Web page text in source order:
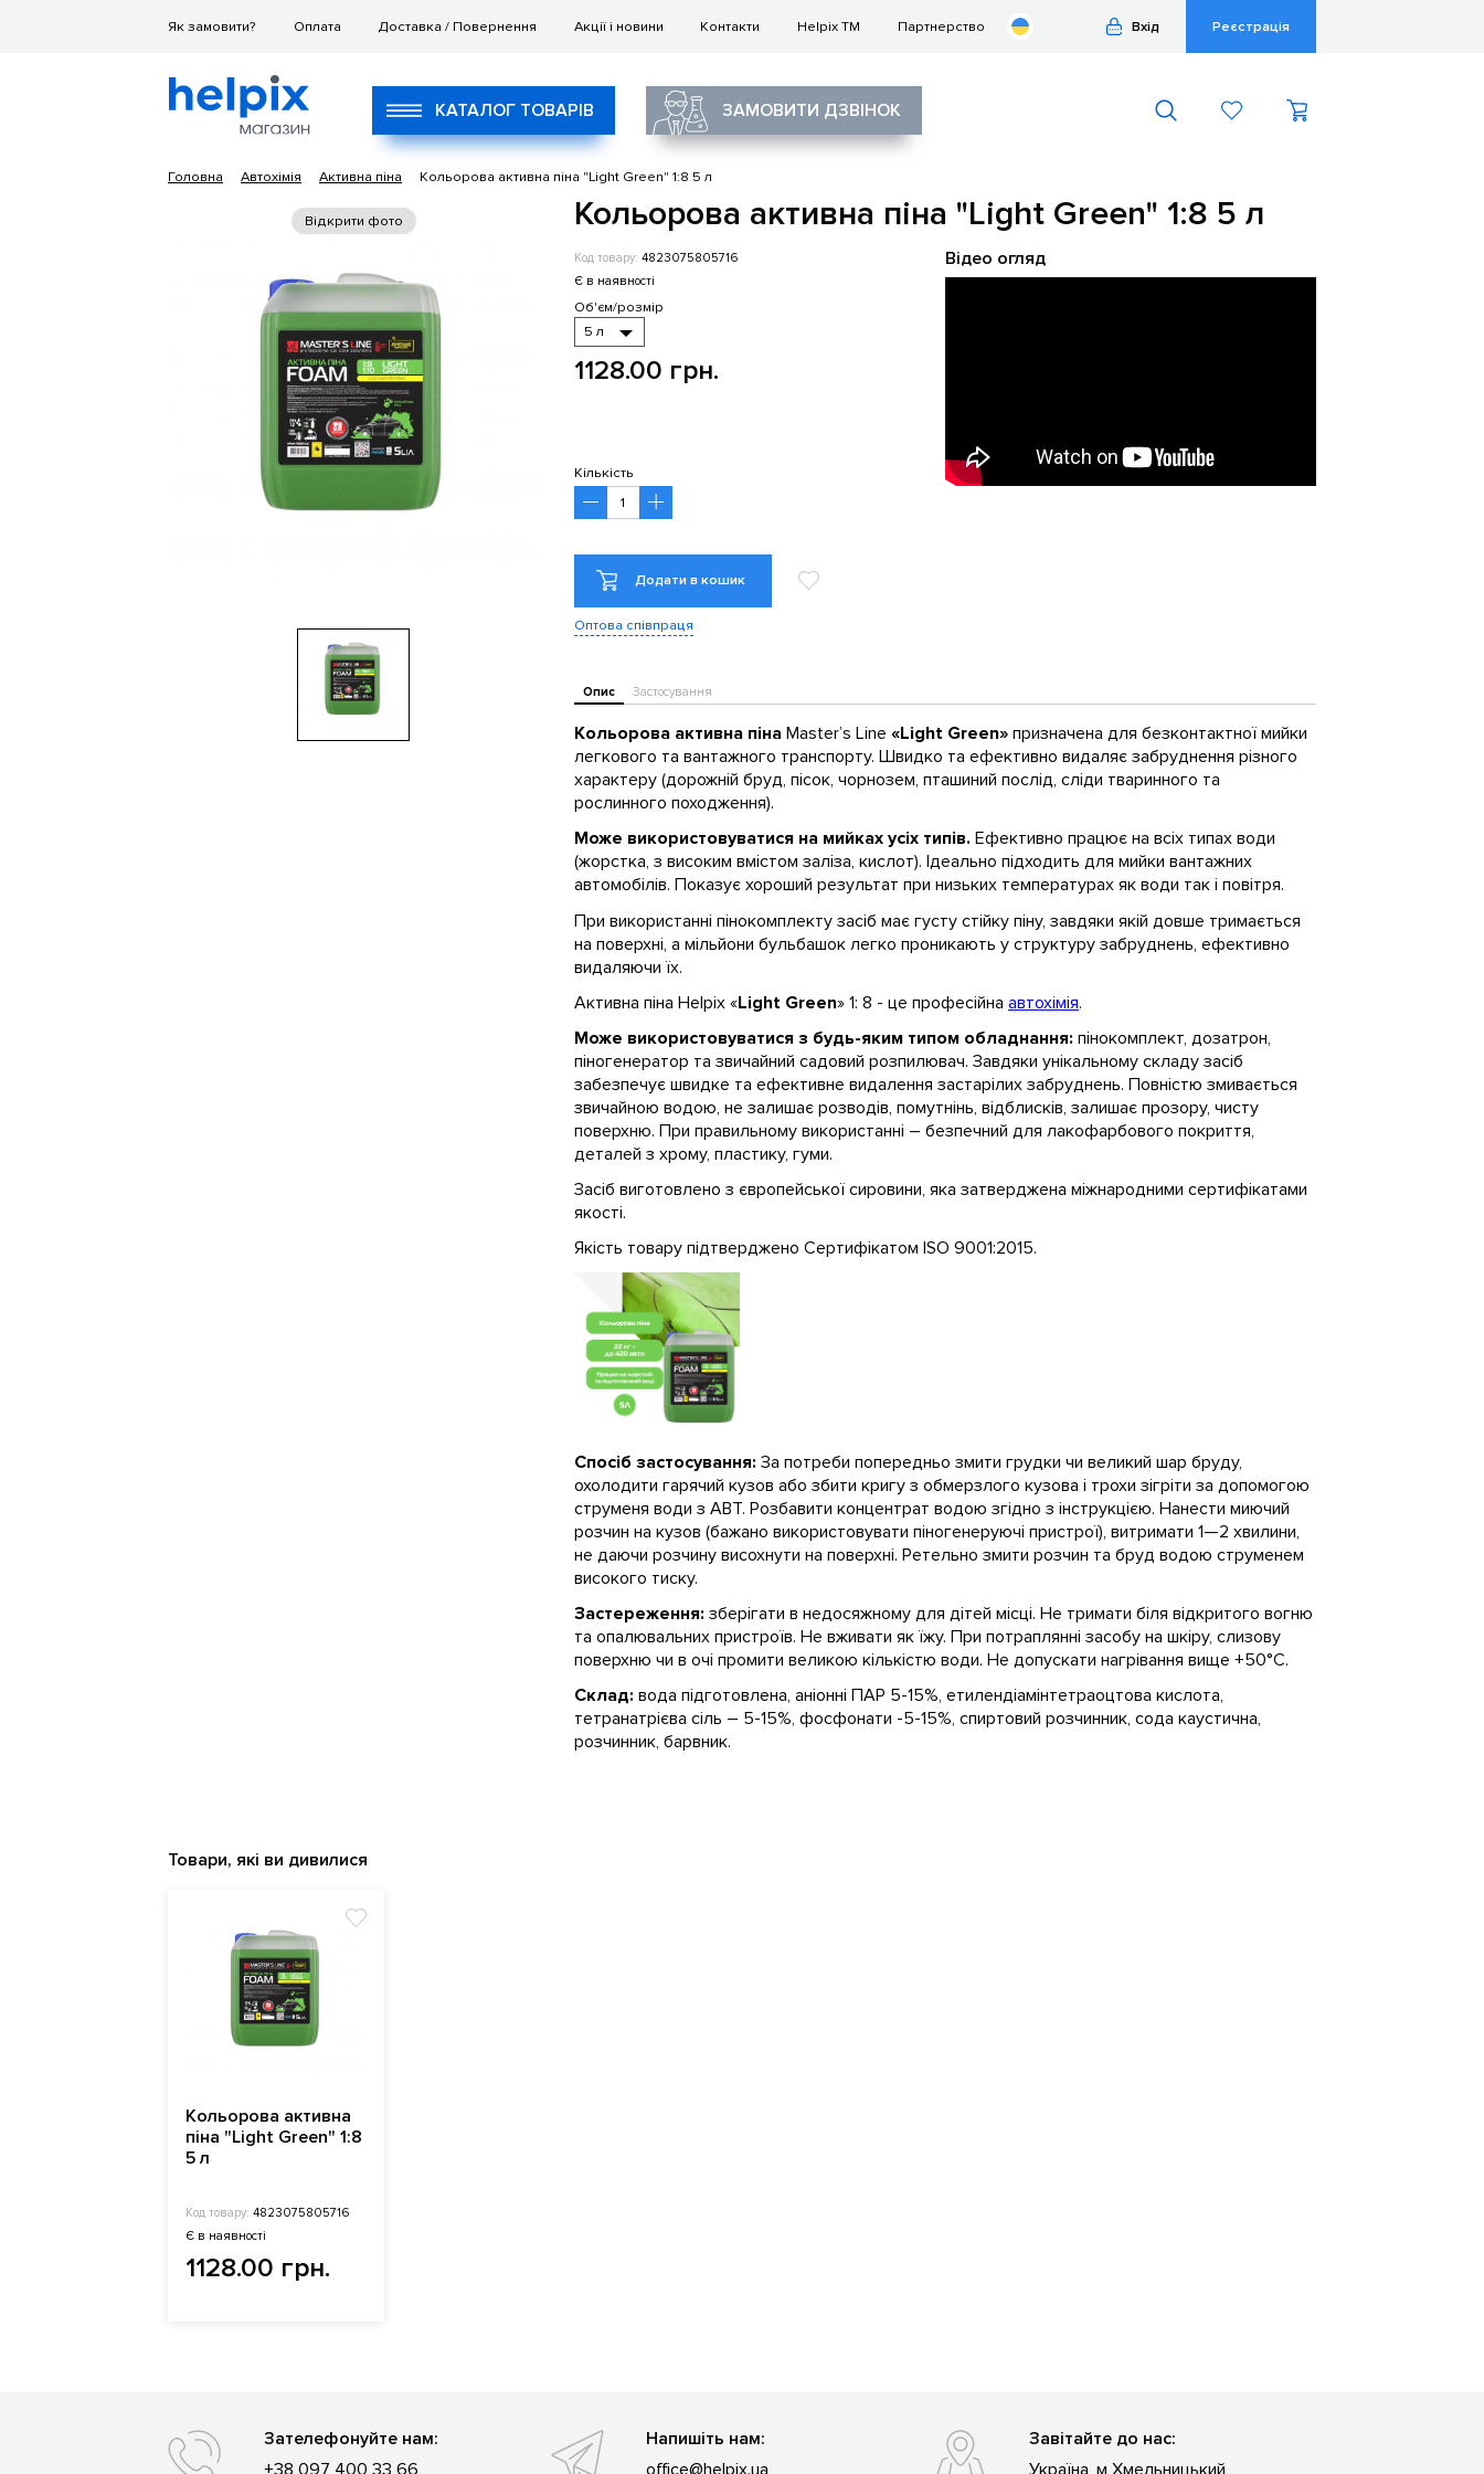
Як замовити? Оплата Доставка / Повернення Акції і новини Контакти Helpix TM Партнерство Вхід Реєстрація
КАТАЛОГ ТОВАРІВ ЗАМОВИТИ ДЗВІНОК
Головна Автохімія Активна піна Кольорова активна піна "Light Green" 1:8 5 л
Відкрити фото Кольорова активна піна "Light Green" 1:8 5 л
Відео огляд
Код товару: 4823075805716
Є в наявності
Об'єм/розмір
1128.00 грн.
Кількість
Додати в кошик
Оптова співпраця
Опис Застосування
Кольорова активна піна Master’s Line «Light Green» призначена для безконтактної мийки
легкового та вантажного транспорту. Швидко та ефективно видаляє забруднення різного
характеру (дорожній бруд, пісок, чорнозем, пташиний послід, сліди тваринного та
рослинного походження).
Може використовуватися на мийках усіх типів. Ефективно працює на всіх типах води
(жорстка, з високим вмістом заліза, кислот). Ідеально підходить для мийки вантажних
автомобілів. Показує хороший результат при низьких температурах як води так і повітря.
При використанні пінокомплекту засіб має густу стійку піну, завдяки якій довше тримається
на поверхні, а мільйони бульбашок легко проникають у структуру забруднень, ефективно
видаляючи їх.
Активна піна Helpix «Light Green» 1: 8 - це професійна автохімія.
Може використовуватися з будь-яким типом обладнання: пінокомплект, дозатрон,
піногенератор та звичайний садовий розпилювач. Завдяки унікальному складу засіб
забезпечує швидке та ефективне видалення застарілих забруднень. Повністю змивається
звичайною водою, не залишає розводів, помутнінь, відблисків, залишає прозору, чисту
поверхню. При правильному використанні – безпечний для лакофарбового покриття,
деталей з хрому, пластику, гуми.
Засіб виготовлено з європейської сировини, яка затверджена міжнародними сертифікатами
якості.
Якість товару підтверджено Сертифікатом ISO 9001:2015.
Спосіб застосування: За потреби попередньо змити грудки чи великий шар бруду,
охолодити гарячий кузов або збити кригу з обмерзлого кузова і трохи зігріти за допомогою
струменя води з АВТ. Розбавити концентрат водою згідно з інструкцією. Нанести миючий
розчин на кузов (бажано використовувати піногенеруючі пристрої), витримати 1—2 хвилини,
не даючи розчину висохнути на поверхні. Ретельно змити розчин та бруд водою струменем
високого тиску.
Застереження: зберігати в недосяжному для дітей місці. Не тримати біля відкритого вогню
та опалювальних пристроїв. Не вживати як їжу. При потраплянні засобу на шкіру, слизову
поверхню чи в очі промити великою кількістю води. Не допускати нагрівання вище +50°С.
Склад: вода підготовлена, аніонні ПАР 5-15%, етилендіамінтетраоцтова кислота,
тетранатрієва сіль – 5-15%, фосфонати -5-15%, спиртовий розчинник, сода каустична,
розчинник, барвник.
Товари, які ви дивилися
Кольорова активна
піна "Light Green" 1:8
5 л
Код товару: 4823075805716
Є в наявності
1128.00 грн.
Зателефонуйте нам:
+38 097 400 33 66
Напишіть нам:
office@helpix.ua
Завітайте до нас:
Україна, м Хмельницький,